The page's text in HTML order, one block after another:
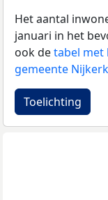
Het aantal
januari in het
ook detabel met
gemeente Nijkerk
Toelichting